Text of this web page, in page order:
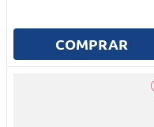
COMPRAR